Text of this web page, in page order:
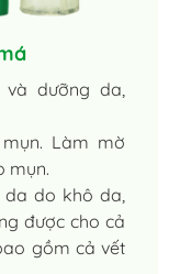
dưỡng da,
Làm mờ
mụn.
do khô da,
được cho cả
gồm cả vết